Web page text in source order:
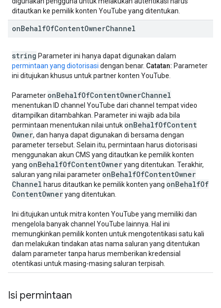
ditautkan ke pemilik konten YouTube yang ditentukan.
onBehalfOfContentOwnerChannel
string Parameter ini hanya dapat digunakan dalam
permintaan yang diotorisasi dengan benar. Catatan: Parameter
ini ditujukan khusus untuk partner konten YouTube.
Parameter onBehalfOfContentOwnerChannel
menentukan ID channel YouTube dari channel tempat video
ditampilkan ditambahkan. Parameter ini wajib ada bila
permintaan menentukan nilai untuk onBehalfOfContent
Owner, dan hanya dapat digunakan di bersama dengan
parameter tersebut. Selain itu, permintaan harus diotorisasi
menggunakan akun CMS yang ditautkan ke pemilik konten
yang onBehalfOfContentOwneryang ditentukan. Terakhir,
saluran yang nilai parameter onBehalfOfContentOwner
Channel harus ditautkan ke pemilik konten yang onBehalfOf
ContentOwneryang ditentukan.
Ini ditujukan untuk mitra konten YouTube yang memiliki dan
mengelola banyak channel YouTube lainnya. Hal ini
memungkinkan pemilik konten untuk mengotentikasi satu kali
dan melakukan tindakan atas nama saluran yang ditentukan
dalam parameter tanpa harus memberikan kredensial
otentikasi untuk masing-masing saluran terpisah.
Isi permintaan